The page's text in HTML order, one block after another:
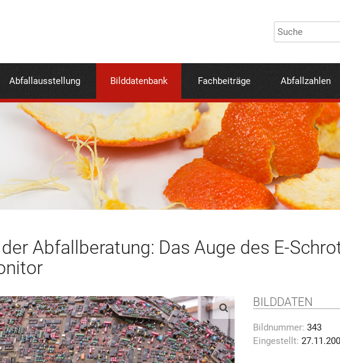
Abfallausstellung Bilddatenbank Fachbeiträge Abfallzahlen
Abfallberatung: Das Auge des E-
BILDDATEN
Bildnummer: 343
Eingestellt: